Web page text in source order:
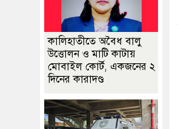
কালিহাতীতে অবৈধ বালু
উত্তোলন ও মাটি কাটায়
মোবাইল কোর্ট, একজনের ২
দিনের কারাদণ্ড